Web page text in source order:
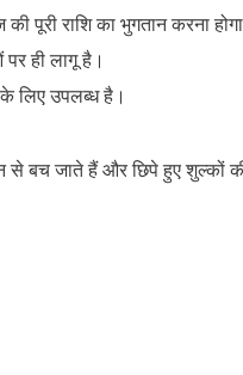
राशि का भुगतान करना
ही लागू है।
के लिए उपलब्ध है।
बच जाते हैं और छिपे हुए शुल्कों